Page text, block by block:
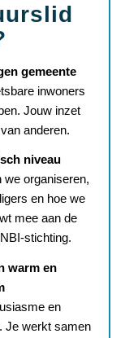
gemeente
inwoners
Jouw inzet
anderen.
niveau
we organiseren,
en hoe we
mee aan de
warm en
en
Je werkt samen